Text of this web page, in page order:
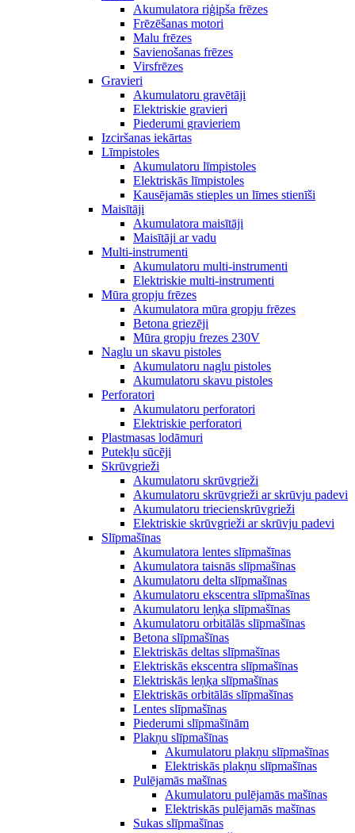
Akumulatora riģipša frēzes
Frēzēšanas motori
Malu frēzes
Savienošanas frēzes
Virsfrēzes
Gravieri
Akumulatoru gravētāji
Elektriskie gravieri
Piederumi gravieriem
Izciršanas iekārtas
Līmpistoles
Akumulatoru līmpistoles
Elektriskās līmpistoles
Kausējamās stieples un līmes stienīši
Maisītāji
Akumulatora maisītāji
Maisītāji ar vadu
Multi-instrumenti
Akumulatoru multi-instrumenti
Elektriskie multi-instrumenti
Mūra gropju frēzes
Akumulatora mūra gropju frēzes
Betona griezēji
Mūra gropju frezes 230V
Naglu un skavu pistoles
Akumulatoru naglu pistoles
Akumulatoru skavu pistoles
Perforatori
Akumulatoru perforatori
Elektriskie perforatori
Plastmasas lodāmuri
Putekļu sūcēji
Skrūvgrieži
Akumulatoru skrūvgrieži
Akumulatoru skrūvgrieži ar skrūvju padevi
Akumulatoru triecienskrūvgrieži
Elektriskie skrūvgrieži ar skrūvju padevi
Slīpmašīnas
Akumulatora lentes slīpmašīnas
Akumulatora taisnās slīpmašīnas
Akumulatoru delta slīpmašīnas
Akumulatoru ekscentra slīpmašīnas
Akumulatoru leņķa slīpmašīnas
Akumulatoru orbitālās slīpmašīnas
Betona slīpmašīnas
Elektriskās deltas slīpmašīnas
Elektriskās ekscentra slīpmašīnas
Elektriskās leņķa slīpmašīnas
Elektriskās orbitālās slīpmašīnas
Lentes slīpmašīnas
Piederumi slīpmašīnām
Plakņu slīpmašīnas
Akumulatoru plakņu slīpmašīnas
Elektriskās plakņu slīpmašīnas
Pulējamās mašīnas
Akumulatoru pulējamās mašīnas
Elektriskās pulējamās mašīnas
Sukas slīpmašīnas